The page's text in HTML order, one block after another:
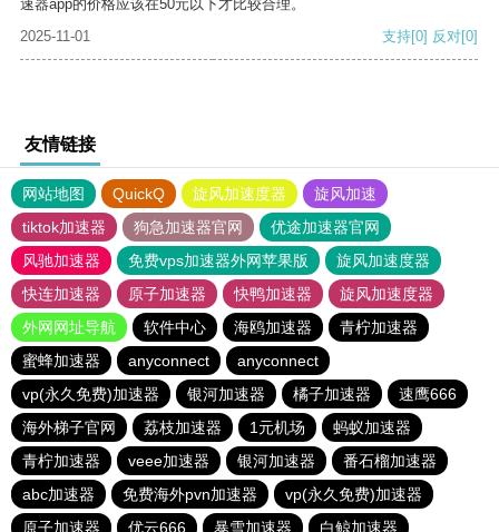
速器app的价格应该在50元以下才比较合理。
2025-11-01
支持[0] 反对[0]
友情链接
网站地图 QuickQ 旋风加速度器
旋风加速
tiktok加速器
狗急加速器官网
优途加速器官网
风驰加速器
免费vps加速器外网苹果版
旋风加速度器
快连加速器
原子加速器 快鸭加速器
旋风加速度器
外网网址导航
软件中心 海鸥加速器
青柠加速器
蜜蜂加速器
anyconnect
anyconnect
vp(永久免费)加速器
银河加速器 橘子加速器
速鹰666
海外梯子官网
荔枝加速器 1元机场
蚂蚁加速器
青柠加速器
veee加速器 银河加速器
番石榴加速器
abc加速器
免费海外pvn加速器
vp(永久免费)加速器
原子加速器
优云666 暴雪加速器 白鲸加速器